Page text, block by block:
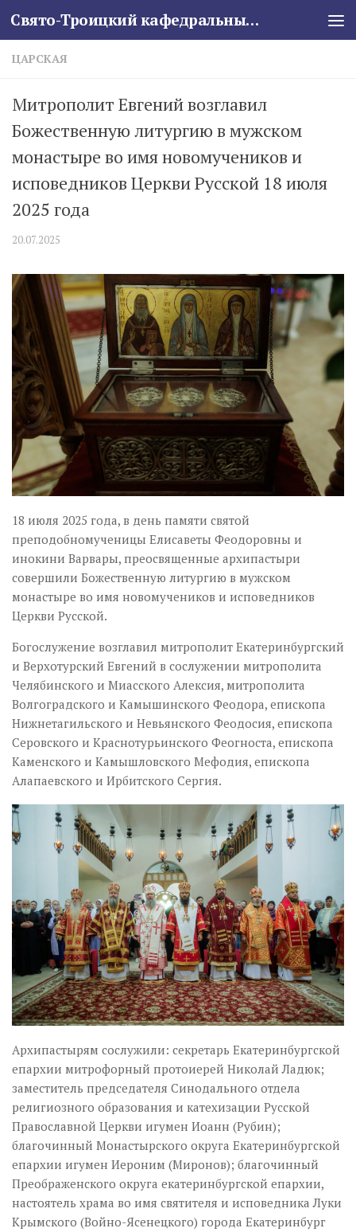
Skip to content Свято-Троицкий кафедральный собор
ЦАРСКАЯ
Митрополит Евгений возглавил
Божественную литургию в мужском
монастыре во имя новомучеников и
исповедников Церкви Русской 18 июля
2025 года
20.07.2025
18 июля 2025 года, в день памяти святой
преподобномученицы Елисаветы Феодоровны и
инокини Варвары, преосвященные архипастыри
совершили Божественную литургию в мужском
монастыре во имя новомучеников и исповедников
Церкви Русской.
Богослужение возглавил митрополит Екатеринбургский
и Верхотурский Евгений в сослужении митрополита
Челябинского и Миасского Алексия, митрополита
Волгоградского и Камышинского Феодора, епископа
Нижнетагильского и Невьянского Феодосия, епископа
Серовского и Краснотурьинского Феогноста, епископа
Каменского и Камышловского Мефодия, епископа
Алапаевского и Ирбитского Сергия.
Архипастырям сослужили: секретарь Екатеринбургской
епархии митрофорный протоиерей Николай Ладюк;
заместитель председателя Синодального отдела
религиозного образования и катехизации Русской
Православной Церкви игумен Иоанн (Рубин);
благочинный Монастырского округа Екатеринбургской
епархии игумен Иероним (Миронов); благочинный
Преображенского округа екатеринбургской епархии,
настоятель храма во имя святителя и исповедника Луки
Крымского (Войно-Ясенецкого) города Екатеринбург